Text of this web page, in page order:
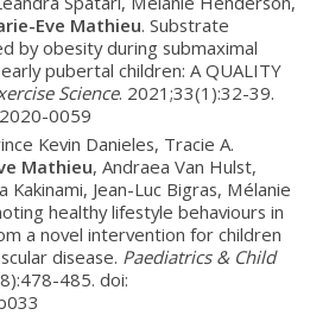
Eve Mathieu. Substrate
by obesity during submaximal
pubertal children: A QUALITY
Science. 2021;33(1):32-39.
0059
Kevin Danieles, Tracie A.
Mathieu, Andraea Van Hulst,
Kakinami, Jean-Luc Bigras, Mélanie
healthy lifestyle behaviours in
a novel intervention for children
disease. Paediatrics & Child
485. doi: